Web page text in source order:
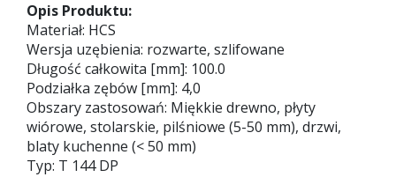
Opis Produktu:
Materiał: HCS
Wersja uzębienia: rozwarte, szlifowane
Długość całkowita [mm]: 100.0
Podziałka zębów [mm]: 4,0
Obszary zastosowań: Miękkie drewno, płyty
wiórowe, stolarskie, pilśniowe (5-50 mm), drzwi,
blaty kuchenne (< 50 mm)
Typ: T 144 DP